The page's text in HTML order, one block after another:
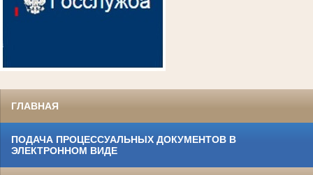
ГЛАВНАЯ
ПОДАЧА ПРОЦЕССУАЛЬНЫХ ДОКУМЕНТОВ В
ЭЛЕКТРОННОМ ВИДЕ